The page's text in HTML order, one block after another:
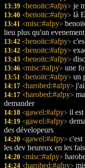
13:39 <benoitc:#afpy> je
13:40 <benoitc:#afpy> là
13:41 <misc:#afpy>
lieu plus qu'un
13:42 <benoitc:#afpy>
13:42 <benoitc:#afpy>
13:43 <benoitc:#afpy>
13:46 <misc:#afpy> une
13:51 <benoitc:#afpy> un
14:17 <harobed:#afpy>
14:17 <harobed:#afpy>
demander
14:18 <gawel:#afpy> il
14:19 <gawel:#afpy>
des dévelopeurs
14:20 <gawel:#afpy> c'est
les dev heureux en les
14:20 <misc:#afpy>
14:24 <harobed:#afpy>